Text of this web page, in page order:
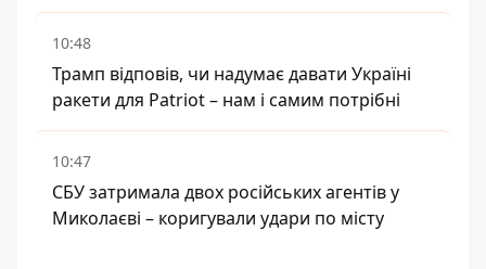
10:48
Трамп відповів, чи надумає давати Україні
ракети для Patriot – нам і самим потрібні
10:47
СБУ затримала двох російських агентів у
Миколаєві – коригували удари по місту